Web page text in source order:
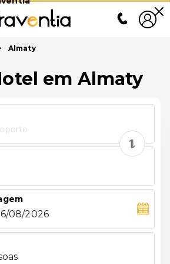
Almaty
em Almaty
08/2026